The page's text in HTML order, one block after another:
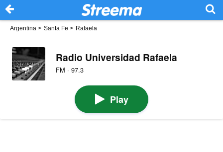
Argentina > Santa Fe > Rafaela
Radio Universidad Rafaela
FM · 97.3
Play